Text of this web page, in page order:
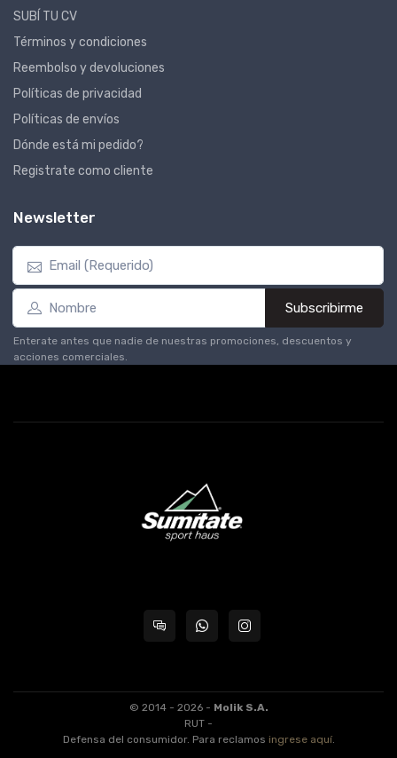
SUBÍ TU CV
Términos y condiciones
Reembolso y devoluciones
Políticas de privacidad
Políticas de envíos
Dónde está mi pedido?
Registrate como cliente
Newsletter
Subscribirme
Enterate antes que nadie de nuestras promociones, descuentos y
acciones comerciales.
© 2014 - 2026 - Molik S.A.
RUT -
Defensa del consumidor. Para reclamos ingrese aquí.